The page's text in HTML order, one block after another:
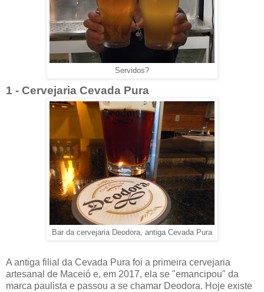
Servidos?
1 - Cervejaria Cevada Pura
Bar da cervejaria Deodora, antiga Cevada Pura
A antiga filial da Cevada Pura foi a primeira cervejaria
artesanal de Maceió e, em 2017, ela se "emancipou" da
marca paulista e passou a se chamar Deodora. Hoje existe